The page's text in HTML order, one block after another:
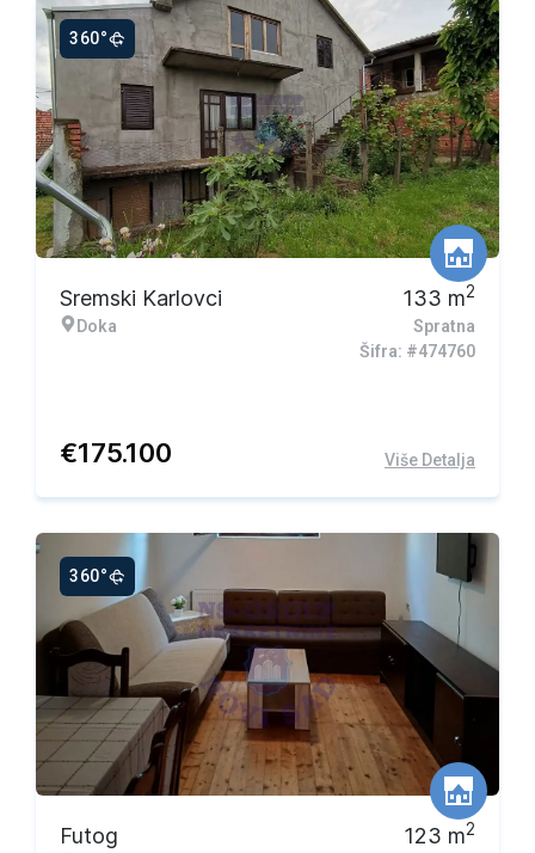
360°
Sremski Karlovci
Doka
133 m2
Spratna
Šifra: #474760
€175.100 Više Detalja
360°
Futog 123 m2